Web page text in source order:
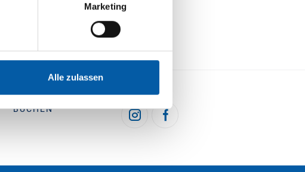
Marketing
Alle zulassen
BUCHEN